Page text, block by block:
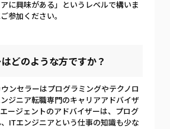
アに興味がある」というレベルで構いま
参加ください。
どのような方ですか？
ンセラーはプログラミングやテクノロ
ジニア転職専門のキャリアアドバイザ
ージェントのアドバイザーは、プログ
ITエンジニアという仕事の知識も少な